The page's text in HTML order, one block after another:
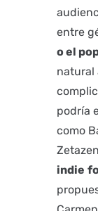
entre
o el
natural
podría
como
indie